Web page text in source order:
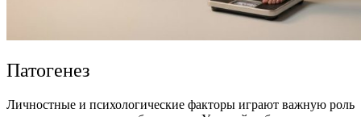
Патогенез
Личностные и психологические факторы играют важную роль